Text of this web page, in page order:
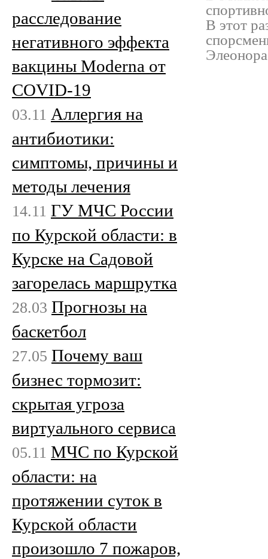
В этот
расследование
негативного эффекта
вакцины Moderna от
COVID-19
03.11 Аллергия на
антибиотики:
симптомы, причины и
методы лечения
14.11 ГУ МЧС России
по Курской области: в
Курске на Садовой
загорелась маршрутка
28.03 Прогнозы на
баскетбол
27.05 Почему ваш
бизнес тормозит:
скрытая угроза
виртуального сервиса
05.11 МЧС по Курской
области: на
протяжении суток в
Курской области
произошло 7 пожаров,